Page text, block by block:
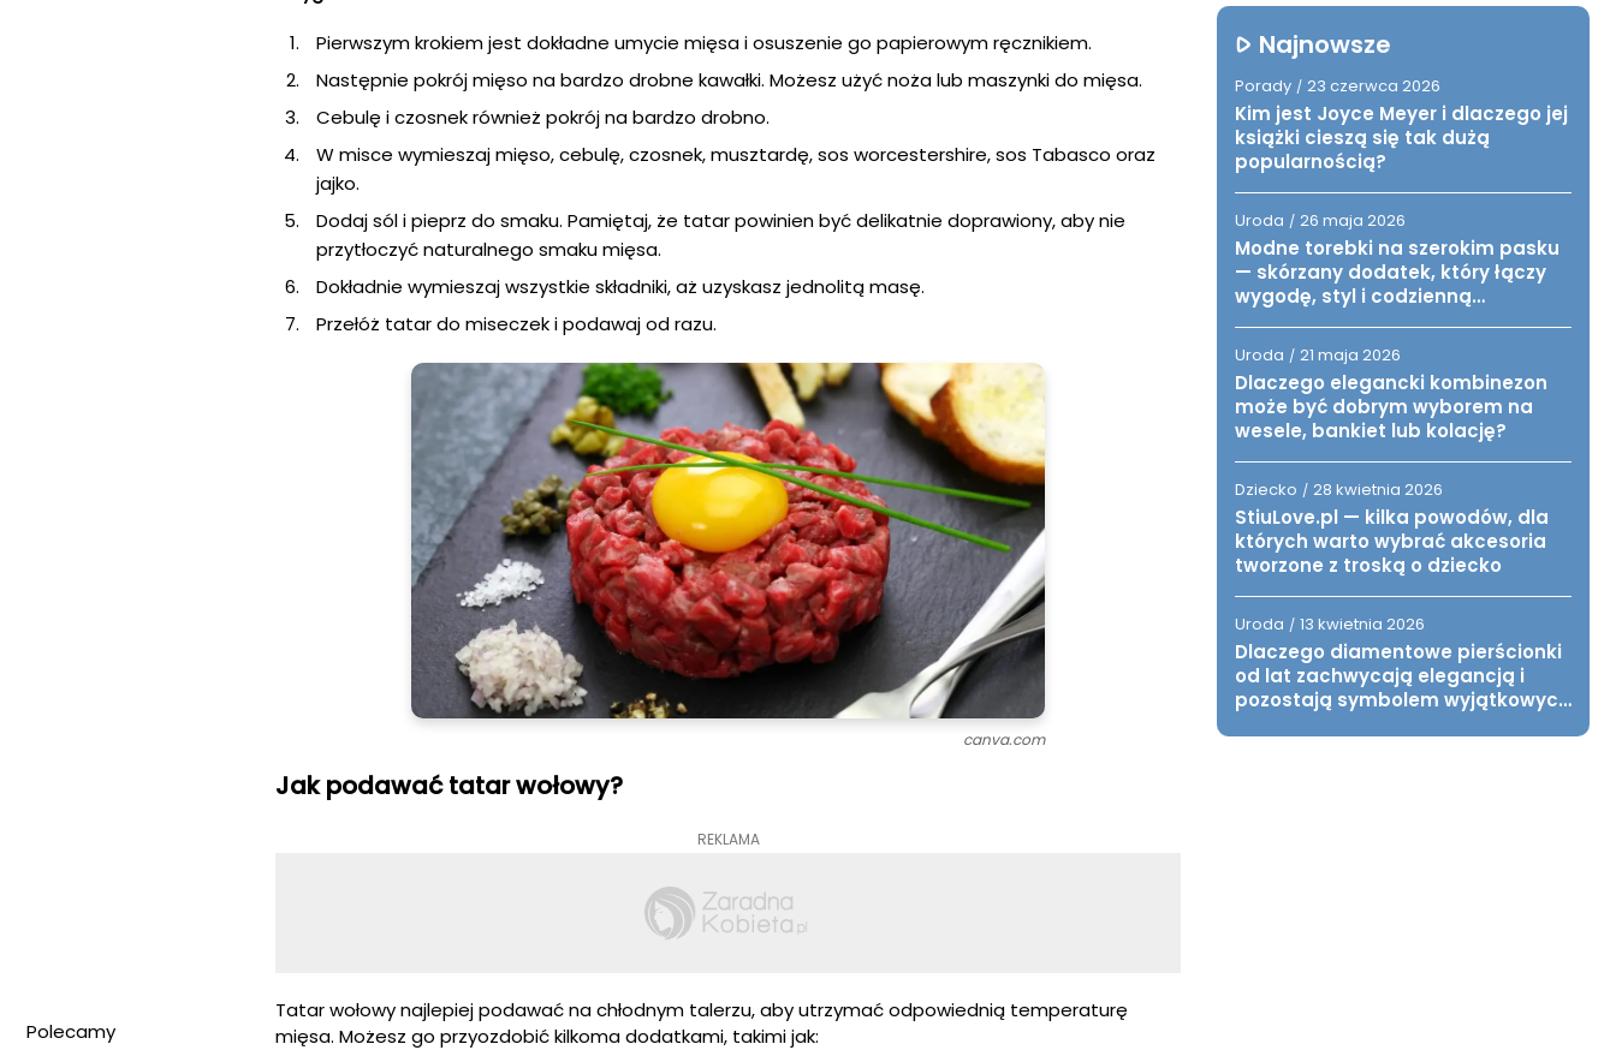
Pierwszym krokiem jest dokładne umycie mięsa i osuszenie go papierowym ręcznikiem.
Następnie pokrój mięso na bardzo drobne kawałki. Możesz użyć noża lub maszynki do mięsa.
Cebulę i czosnek również pokrój na bardzo drobno.
W misce wymieszaj mięso, cebulę, czosnek, musztardę, sos worcestershire, sos Tabasco oraz
jajko.
Dodaj sól i pieprz do smaku. Pamiętaj, że tatar powinien być delikatnie doprawiony, aby nie
przytłoczyć naturalnego smaku mięsa.
Dokładnie wymieszaj wszystkie składniki, aż uzyskasz jednolitą masę.
Przełóż tatar do miseczek i podawaj od razu.
canva.com
Jak podawać tatar wołowy?
REKLAMA
Tatar wołowy najlepiej podawać na chłodnym talerzu, aby utrzymać odpowiednią temperaturę
mięsa. Możesz go przyozdobić kilkoma dodatkami, takimi jak:
Polecamy
Najnowsze
Porady / 23 czerwca 2026
Kim jest Joyce Meyer i dlaczego jej
książki cieszą się tak dużą
popularnością?
Uroda / 26 maja 2026
Modne torebki na szerokim pasku
— skórzany dodatek, który łączy
wygodę, styl i codzienną
Uroda / 21 maja 2026
Dlaczego elegancki kombinezon
może być dobrym wyborem na
wesele, bankiet lub kolację?
Dziecko / 28 kwietnia 2026
StiuLove.pl — kilka powodów, dla
których warto wybrać akcesoria
tworzone z troską o dziecko
Uroda / 13 kwietnia 2026
Dlaczego diamentowe pierścionki
od lat zachwycają elegancją i
pozostają symbolem wyjątkowych